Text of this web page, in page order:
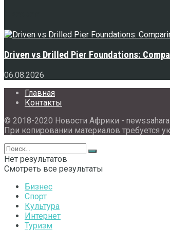
Driven vs Drilled Pier Foundations:
06.08.2026
Главная
Контакты
© 2018-2020 Новости Африки -
При копировании материалов требуется
Нет результатов
Смотреть все результаты
Бизнес
Спорт
Культура
Интернет
Туризм